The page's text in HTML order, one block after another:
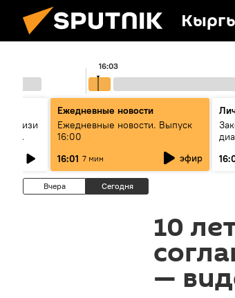
16:03
изи
Ежедневные новости
Ежедневные новости. Выпуск
16:00
16:01 7 мин эфир
Вчера Сегодня
10
—